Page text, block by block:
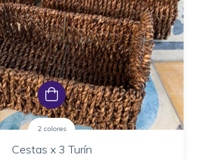
2 colores
Cestas x 3 Turín